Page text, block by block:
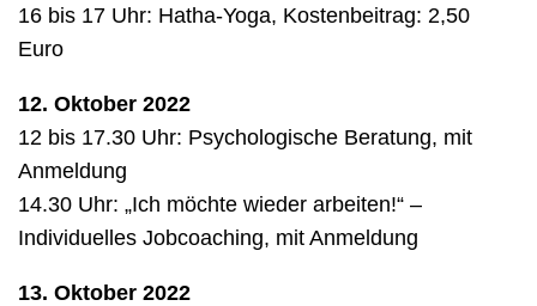
16 bis 17 Uhr: Hatha-Yoga, Kostenbeitrag: 2,50
Euro
12. Oktober 2022
12 bis 17.30 Uhr: Psychologische Beratung, mit
Anmeldung
14.30 Uhr: „Ich möchte wieder arbeiten!“ –
Individuelles Jobcoaching, mit Anmeldung
13. Oktober 2022